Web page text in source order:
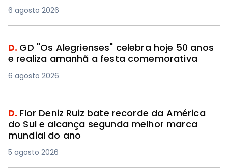
6 agosto 2026
D. GD "Os Alegrienses" celebra hoje 50 anos
e realiza amanhã a festa comemorativa
6 agosto 2026
D. Flor Deniz Ruiz bate recorde da América
do Sul e alcança segunda melhor marca
mundial do ano
5 agosto 2026